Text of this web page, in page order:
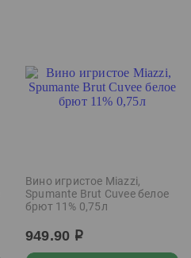
Вино игристое Miazzi,
Spumante Brut Cuvee белое
брют 11% 0,75л
949.90 р